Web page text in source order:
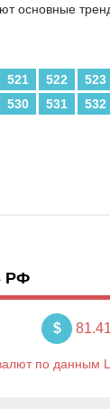
основные
521 522 523
530 531 532
РФ
$
по данным